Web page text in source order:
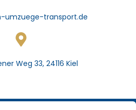
umzuege-transport.de
Weg 33, 24116 Kiel